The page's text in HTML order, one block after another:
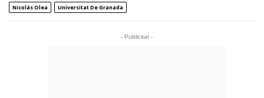
Nicolás Olea
Universitat De Granada
- Publicitat -